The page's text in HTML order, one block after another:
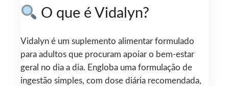
O que é Vidalyn?
Vidalyn é um suplemento alimentar formulado
para adultos que procuram apoiar o bem-estar
geral no dia a dia. Engloba uma formulação de
ingestão simples, com dose diária recomendada,